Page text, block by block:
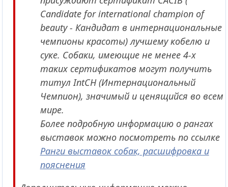
Candidate for international champion of
beauty - Кандидат в интернациональные
чемпионы красоты) лучшему кобелю и
суке. Собаки, имеющие не менее 4-х
таких сертификатов могут получить
титул IntCH (Интернациональный
Чемпион), значимый и ценящийся во всем
мире.
Более подробную информацию о рангах
выставок можно посмотреть по ссылке
Ранги выставок собак, расшифровка и
пояснения